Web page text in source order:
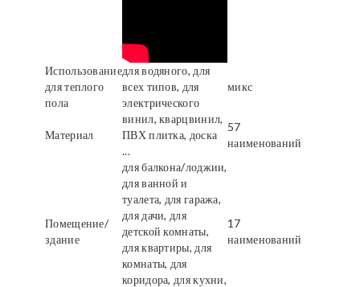
Использование
для теплого
пола
для водяного, для
всех типов, для
электрического
микс
Материал
винил, кварцвинил,
ПВХ плитка, доска
...
57
наименований
Помещение/
здание
для балкона/лоджии,
для ванной и
туалета, для гаража,
для дачи, для
детской комнаты,
для квартиры, для
комнаты, для
коридора, для кухни,
17
наименований